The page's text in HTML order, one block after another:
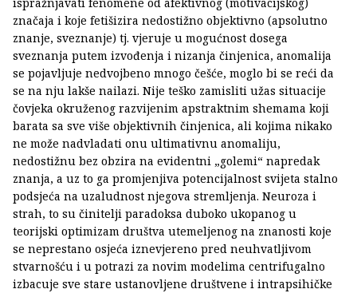
ispražnjavati fenomene od afektivnog (motivacijskog)
značaja i koje fetišizira nedostižno objektivno (apsolutno
znanje, sveznanje) tj. vjeruje u mogućnost dosega
sveznanja putem izvođenja i nizanja činjenica, anomalija
se pojavljuje nedvojbeno mnogo češće, moglo bi se reći da
se na nju lakše nailazi. Nije teško zamisliti užas situacije
čovjeka okruženog razvijenim apstraktnim shemama koji
barata sa sve više objektivnih činjenica, ali kojima nikako
ne može nadvladati onu ultimativnu anomaliju,
nedostižnu bez obzira na evidentni „golemi“ napredak
znanja, a uz to ga promjenjiva potencijalnost svijeta stalno
podsjeća na uzaludnost njegova stremljenja. Neuroza i
strah, to su činitelji paradoksa duboko ukopanog u
teorijski optimizam društva utemeljenog na znanosti koje
se neprestano osjeća iznevjereno pred neuhvatljivom
stvarnošću i u potrazi za novim modelima centrifugalno
izbacuje sve stare ustanovljene društvene i intrapsihičke